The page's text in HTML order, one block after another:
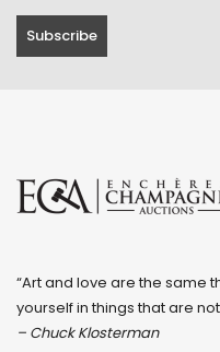
“Art and love are the same
yourself in things that are
– Chuck Klosterman